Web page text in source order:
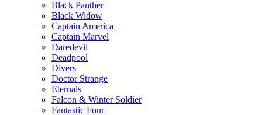
Black Panther
Black Widow
Captain America
Captain Marvel
Daredevil
Deadpool
Divers
Doctor Strange
Eternals
Falcon & Winter Soldier
Fantastic Four